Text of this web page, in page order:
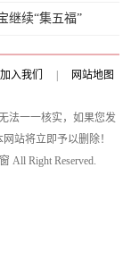
继续“集五福”
加入我们
网站地图
法一一核实，如果您发
站将立即予以删除！
All Right Reserved.